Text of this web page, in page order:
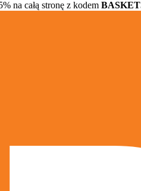
na całą stronę z kodem